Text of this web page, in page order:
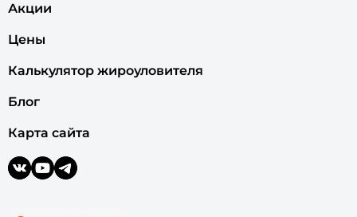
Акции
Цены
Калькулятор жироуловителя
Блог
Карта сайта